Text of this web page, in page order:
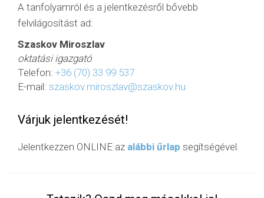
A tanfolyamról és a jelentkezésről bővebb
felvilágosítást ad:
Szaskov Miroszlav
oktatási igazgató
Telefon: +36 (70) 33 99 537
E-mail: szaskov.miroszlav@szaskov.hu
Várjuk jelentkezését!
Jelentkezzen ONLINE az alábbi űrlap segítségével.